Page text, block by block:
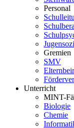
Personal
Gremien
SMV
Unterricht
MINT-
Biologie
Chemie